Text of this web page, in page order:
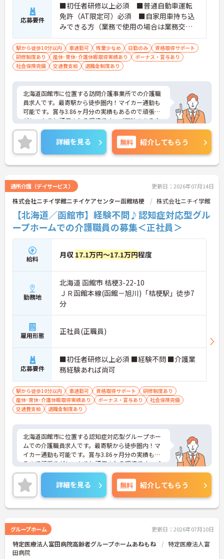
応募要件
■初任者研修以上必須 ■普通自動車運転
免許（AT限定可）必須 ■自家用車持ち込
みできる方（業務で使用の場合は業務交通
費別途支給） ■経験不問 ■介護業務経
験あれば尚可
駅から徒歩10分以内 車通勤可 残業少なめ 日勤のみ
資格取得サポート
研修制度あり
産休･育休･介護休暇取得実績あり
ボーナス・賞与あり
社会保険完備
交通費支給 退職金制度あり
北海道函館市に位置する訪問介護事業所での介護職
員求人です。最寄駅から徒歩圏内！マイカー通勤も
可能です。賞与3.86ヶ月分の実績もあるので頑張り
がしっかりと評価される環境です。ご興味のある方
には、面接対策ポイント等、さらに詳細をお話しし
ますのでお気軽にご相談ください！
詳細を見る 無料 紹介してもらう
通所介護（デイサービス） 更新日：2026年07月14日
株式会社ニチイ学館ニチイケアセンター函館桔梗 株式会社ニチイ学館
【北海道／函館市】経験不問♪認知症対応型グル
ープホームでの介護職員の募集＜正社員＞
給料 月収 17.1万円～17.1万円程度
勤務地
北海道 函館市 桔梗3-22-10
ＪＲ函館本線(函館－旭川)「桔梗駅」徒歩7
分
雇用形態 正社員(正職員)
応募要件
■初任者研修以上必須 ■経験不問 ■介護業
務経験あれば尚可
駅から徒歩10分以内 車通勤可 資格取得サポート
研修制度あり
産休･育休･介護休暇取得実績あり
ボーナス・賞与あり
社会保険完備
交通費支給
退職金制度あり
北海道函館市に位置する認知症対応型グループホー
ムでの介護職員求人です。最寄駅から徒歩圏内！マ
イカー通勤も可能です。賞与3.86ヶ月分の実績もあ
るので頑張りがしっかりと評価される環境です。ご
興味のある方には、面接対策ポイント等、さらに詳
細をお話ししますのでお気軽にご相談ください！
詳細を見る 無料 紹介してもらう
グループホーム 更新日：2026年07月10日
特定医療法人富田病院高齢者グループホームあねもね
特定医療法人富
田病院